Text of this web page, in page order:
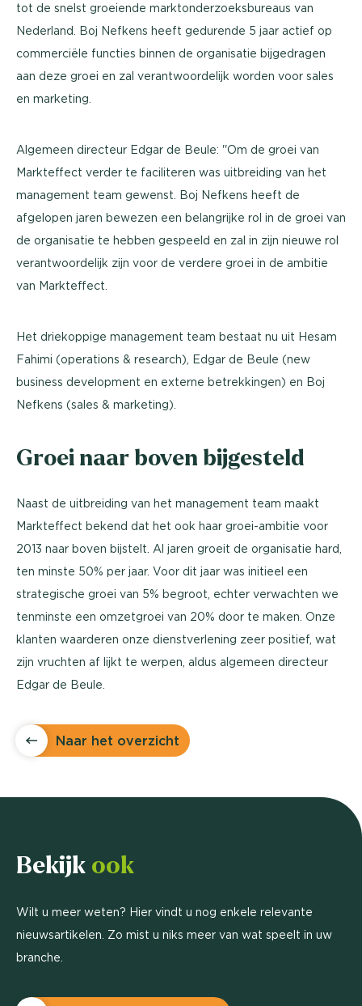
tot de snelst groeiende marktonderzoeksbureaus van
Nederland. Boj Nefkens heeft gedurende 5 jaar actief op
commerciële functies binnen de organisatie bijgedragen
aan deze groei en zal verantwoordelijk worden voor sales
en marketing.
Algemeen directeur Edgar de Beule: ''Om de groei van
Markteffect verder te faciliteren was uitbreiding van het
management team gewenst. Boj Nefkens heeft de
afgelopen jaren bewezen een belangrijke rol in de groei van
de organisatie te hebben gespeeld en zal in zijn nieuwe rol
verantwoordelijk zijn voor de verdere groei in de ambitie
van Markteffect.
Het driekoppige management team bestaat nu uit Hesam
Fahimi (operations & research), Edgar de Beule (new
business development en externe betrekkingen) en Boj
Nefkens (sales & marketing).
Groei naar boven bijgesteld
Naast de uitbreiding van het management team maakt
Markteffect bekend dat het ook haar groei-ambitie voor
2013 naar boven bijstelt. Al jaren groeit de organisatie hard,
ten minste 50% per jaar. Voor dit jaar was initieel een
strategische groei van 5% begroot, echter verwachten we
tenminste een omzetgroei van 20% door te maken. Onze
klanten waarderen onze dienstverlening zeer positief, wat
zijn vruchten af lijkt te werpen, aldus algemeen directeur
Edgar de Beule.
Naar het overzicht
Bekijk ook
Wilt u meer weten? Hier vindt u nog enkele relevante
nieuwsartikelen. Zo mist u niks meer van wat speelt in uw
branche.